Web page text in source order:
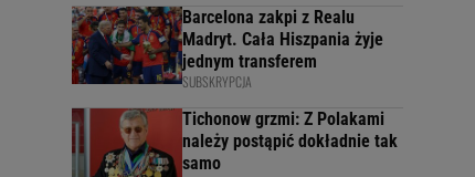
Barcelona zakpi z Realu
Madryt. Cała Hiszpania żyje
jednym transferem
SUBSKRYPCJA
Tichonow grzmi: Z Polakami
należy postąpić dokładnie tak
samo